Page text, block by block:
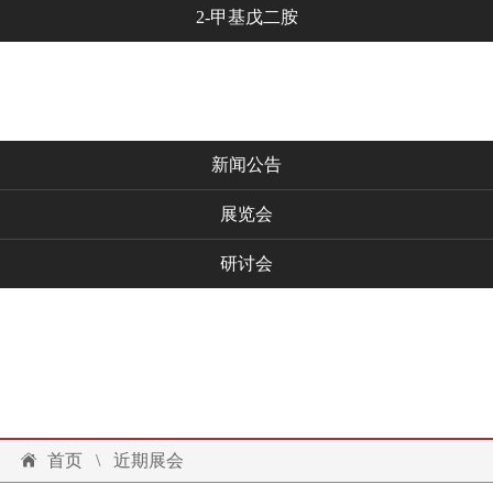
2-甲基戊二胺
新闻公告
展览会
研讨会
首页 \ 近期展会